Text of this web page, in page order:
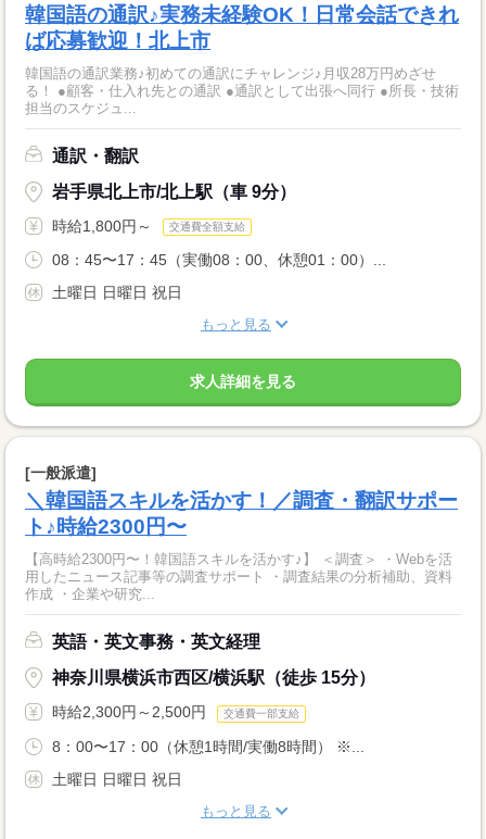
韓国語の通訳♪実務未経験OK！日常会話できれ
ば応募歓迎！北上市
韓国語の通訳業務♪初めての通訳にチャレンジ♪月収28万円めざせ
る！ ●顧客・仕入れ先との通訳 ●通訳として出張へ同行 ●所長・技術
担当のスケジュ...
通訳・翻訳
岩手県北上市/北上駅（車 9分）
時給1,800円～ 交通費全額支給
08：45〜17：45（実働08：00、休憩01：00）...
土曜日 日曜日 祝日
もっと見る
求人詳細を見る
[一般派遣]
＼韓国語スキルを活かす！／調査・翻訳サポー
ト♪時給2300円〜
【高時給2300円〜！韓国語スキルを活かす♪】 ＜調査＞ ・Webを活
用したニュース記事等の調査サポート ・調査結果の分析補助、資料
作成 ・企業や研究...
英語・英文事務・英文経理
神奈川県横浜市西区/横浜駅（徒歩 15分）
時給2,300円～2,500円 交通費一部支給
8：00〜17：00（休憩1時間/実働8時間） ※...
土曜日 日曜日 祝日
もっと見る